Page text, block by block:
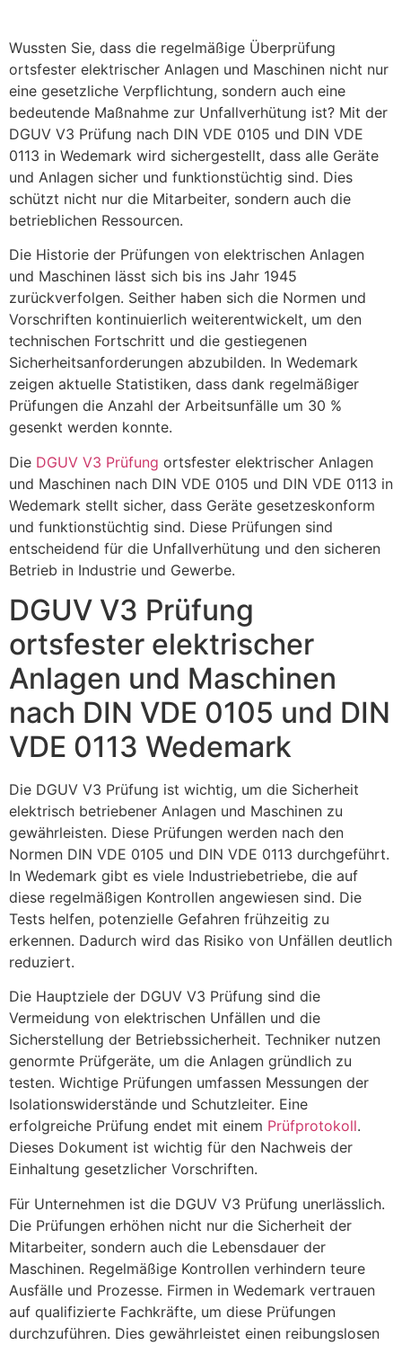
Wussten Sie, dass die regelmäßige Überprüfung
ortsfester elektrischer Anlagen und Maschinen nicht nur
eine gesetzliche Verpflichtung, sondern auch eine
bedeutende Maßnahme zur Unfallverhütung ist? Mit der
DGUV V3 Prüfung nach DIN VDE 0105 und DIN VDE
0113 in Wedemark wird sichergestellt, dass alle Geräte
und Anlagen sicher und funktionstüchtig sind. Dies
schützt nicht nur die Mitarbeiter, sondern auch die
betrieblichen Ressourcen.
Die Historie der Prüfungen von elektrischen Anlagen
und Maschinen lässt sich bis ins Jahr 1945
zurückverfolgen. Seither haben sich die Normen und
Vorschriften kontinuierlich weiterentwickelt, um den
technischen Fortschritt und die gestiegenen
Sicherheitsanforderungen abzubilden. In Wedemark
zeigen aktuelle Statistiken, dass dank regelmäßiger
Prüfungen die Anzahl der Arbeitsunfälle um 30 %
gesenkt werden konnte.
Die DGUV V3 Prüfung ortsfester elektrischer Anlagen
und Maschinen nach DIN VDE 0105 und DIN VDE 0113 in
Wedemark stellt sicher, dass Geräte gesetzeskonform
und funktionstüchtig sind. Diese Prüfungen sind
entscheidend für die Unfallverhütung und den sicheren
Betrieb in Industrie und Gewerbe.
DGUV V3 Prüfung
ortsfester elektrischer
Anlagen und Maschinen
nach DIN VDE 0105 und DIN
VDE 0113 Wedemark
Die DGUV V3 Prüfung ist wichtig, um die Sicherheit
elektrisch betriebener Anlagen und Maschinen zu
gewährleisten. Diese Prüfungen werden nach den
Normen DIN VDE 0105 und DIN VDE 0113 durchgeführt.
In Wedemark gibt es viele Industriebetriebe, die auf
diese regelmäßigen Kontrollen angewiesen sind. Die
Tests helfen, potenzielle Gefahren frühzeitig zu
erkennen. Dadurch wird das Risiko von Unfällen deutlich
reduziert.
Die Hauptziele der DGUV V3 Prüfung sind die
Vermeidung von elektrischen Unfällen und die
Sicherstellung der Betriebssicherheit. Techniker nutzen
genormte Prüfgeräte, um die Anlagen gründlich zu
testen. Wichtige Prüfungen umfassen Messungen der
Isolationswiderstände und Schutzleiter. Eine
erfolgreiche Prüfung endet mit einem Prüfprotokoll.
Dieses Dokument ist wichtig für den Nachweis der
Einhaltung gesetzlicher Vorschriften.
Für Unternehmen ist die DGUV V3 Prüfung unerlässlich.
Die Prüfungen erhöhen nicht nur die Sicherheit der
Mitarbeiter, sondern auch die Lebensdauer der
Maschinen. Regelmäßige Kontrollen verhindern teure
Ausfälle und Prozesse. Firmen in Wedemark vertrauen
auf qualifizierte Fachkräfte, um diese Prüfungen
durchzuführen. Dies gewährleistet einen reibungslosen